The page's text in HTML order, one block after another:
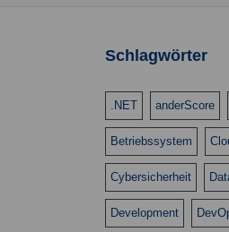
Schlagwörter
.NET anderScore
Betriebssystem
Cybersicherheit
Development